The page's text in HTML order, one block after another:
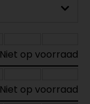
Niet op voorraad
Niet op voorraad